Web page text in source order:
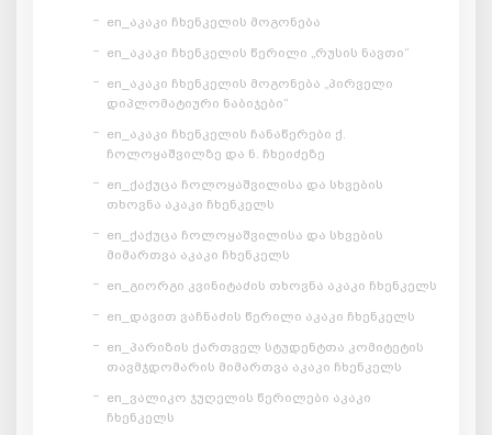
en_აკაკი ჩხენკელის მოგონება
en_აკაკი ჩხენკელის წერილი „რუსის ნავთი“
en_აკაკი ჩხენკელის მოგონება „პირველი
დიპლომატიური ნაბიჯები“
en_აკაკი ჩხენკელის ჩანაწერები ქ.
ჩოლოყაშვილზე და ნ. ჩხეიძეზე
en_ქაქუცა ჩოლოყაშვილისა და სხვების
თხოვნა აკაკი ჩხენკელს
en_ქაქუცა ჩოლოყაშვილისა და სხვების
მიმართვა აკაკი ჩხენკელს
en_გიორგი კვინიტაძის თხოვნა აკაკი ჩხენკელს
en_დავით ვაჩნაძის წერილი აკაკი ჩხენკელს
en_პარიზის ქართველ სტუდენტთა კომიტეტის
თავმჯდომარის მიმართვა აკაკი ჩხენკელს
en_ვალიკო ჯუღელის წერილები აკაკი
ჩხენკელს